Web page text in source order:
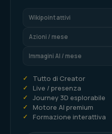
Wikipoint attivi
Azioni / mese
Immagini AI / mese
✓ Tutto di Creator
✓ Live / presenza
✓ Journey 3D esplorabile
✓ Motore AI premium
✓ Formazione interattiva